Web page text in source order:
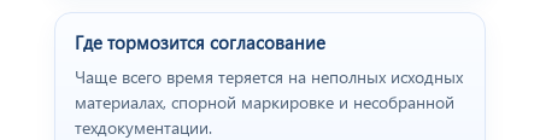
Где тормозится согласование
Чаще всего время теряется на неполных исходных
материалах, спорной маркировке и несобранной
техдокументации.